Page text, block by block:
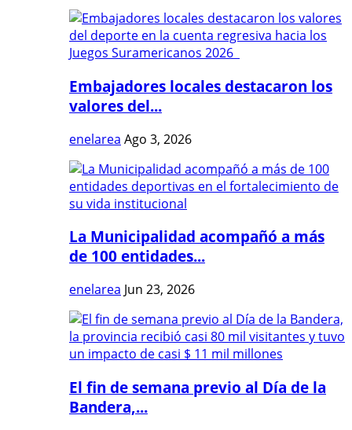
Embajadores locales destacaron los
valores del...
enelarea Ago 3, 2026
La Municipalidad acompañó a más
de 100 entidades...
enelarea Jun 23, 2026
El fin de semana previo al Día de la
Bandera,...